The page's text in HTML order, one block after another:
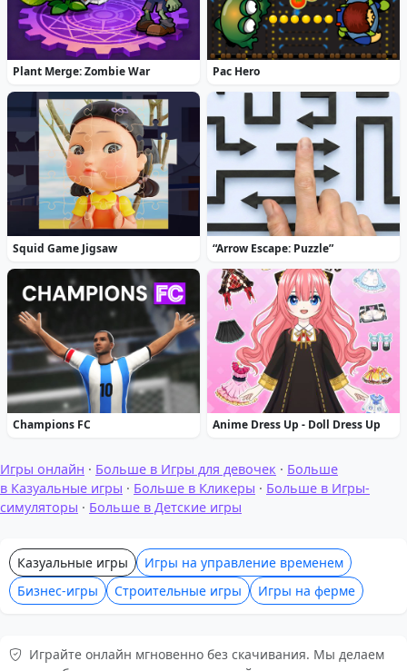
Plant Merge: Zombie War Pac Hero
Squid Game Jigsaw “Arrow Escape: Puzzle”
Champions FC Anime Dress Up - Doll Dress Up
Игры онлайн · Больше в Игры для девочек · Больше
в Казуальные игры · Больше в Кликеры · Больше в Игры-
симуляторы · Больше в Детские игры
Казуальные игры
Игры на управление временем
Бизнес-игры
Строительные игры Игры на ферме
Играйте онлайн мгновенно без скачивания. Мы делаем